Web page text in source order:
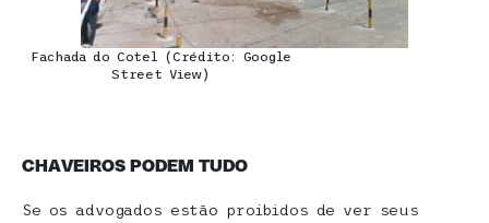
Fachada do Cotel (Crédito: Google
Street View)
CHAVEIROS PODEM TUDO
Se os advogados estão proibidos de ver seus